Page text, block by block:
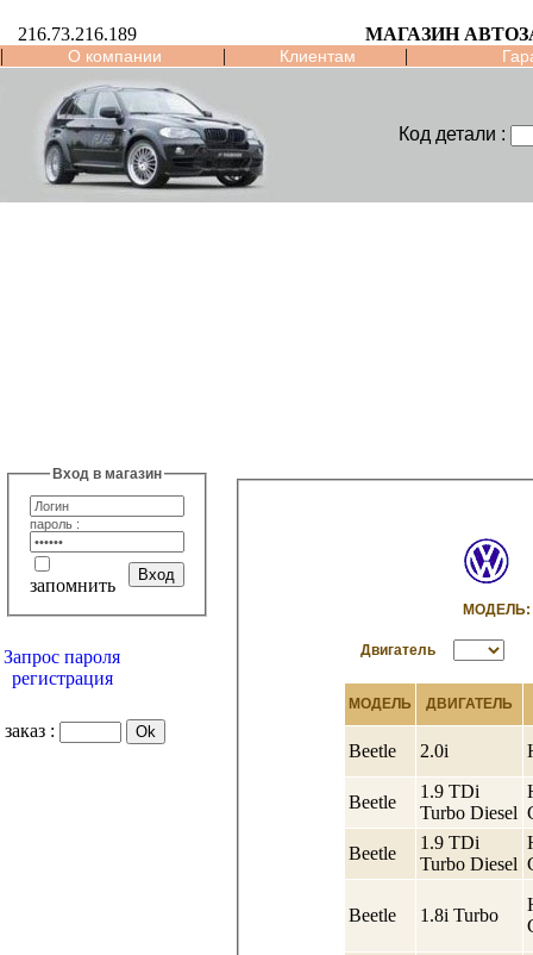
216.73.216.189
МАГАЗИН
|
О компании | Клиентам |
Код детали :
Вход в магазин
пароль :
запомнить
Запрос пароля
регистрация
заказ :
Двигатель
МОДЕЛЬ ДВИГАТЕЛЬ
Beetle 2.0i
Beetle
1.9 TDi
Turbo Diesel
Beetle
1.9 TDi
Turbo Diesel
Beetle 1.8i Turbo